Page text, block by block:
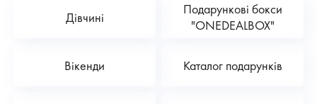
Дівчині
Подарункові бокси
"ONEDEALBOX"
Вікенди Каталог подарунків